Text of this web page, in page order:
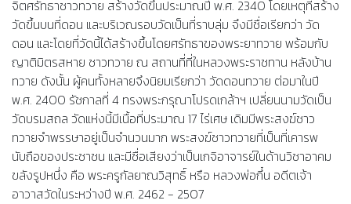
จิตศรัทธาชาวทวาย สร้างวัดขึ้นประมาณปี พ.ศ. 2340 โดยเหตุที่สร้าง
วัดขึ้นบนที่ดอน และบริเวณรอบวัดเป็นที่ราบลุ่ม จึงมีชื่อเรียกว่า วัด
ดอน และโดยที่วัดนี้ได้สร้างขึ้นโดยศรัทธาของพระยาทวาย พร้อมกับ
ญาติมิตรสหาย ชาวทวาย ณ​ สถานที่ที่ในหลวงพระราชทาน หลังบ้าน
ทวาย ดังนั้น ผู้คนทั้งหลายจึงนิยมเรียกว่า วัดดอนทวาย ต่อมาในปี
พ.ศ. 2400 รัชกาลที่ 4 ทรงพระกรุณาโปรดเกล้าฯ เปลี่ยนนามวัดเป็น
วัดบรมสถล วัดแห่งนี้มีเนื้อที่ประมาณ​ 17 ไร่เศษ เดิมมีพระสงฆ์ชาว
ทวายจำพรรษาอยู่เป็นจำนวนมาก พระสงฆ์ชาวทวายที่เป็นที่เคารพ
นับถือของประชาชน และมีชื่อเสียงว่าเป็นเกจิอาจารย์ในด้านวิชาอาคม
ขลังรูปหนึ่ง คือ พระครูกัลยาณวิสุทธิ์ หรือ หลวงพ่อกึ๋น อดีตเจ้า
อาวาสวัดในระหว่างปี พ.ศ. 2462 - 2507